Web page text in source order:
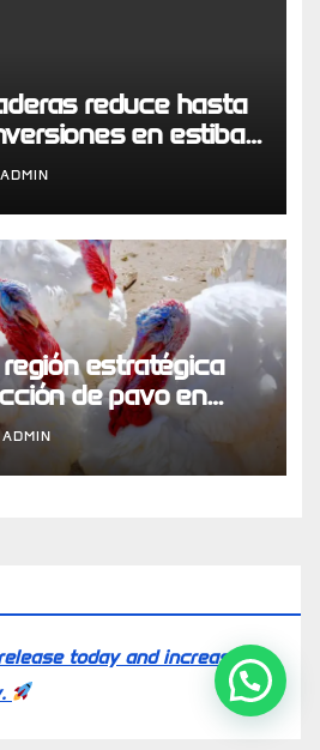
reduce hasta
en estibas
de economía
ADMIN
estratégica
de pavo en
ADMIN
today and increase